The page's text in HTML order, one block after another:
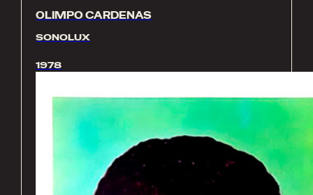
OLIMPO CARDENAS
SONOLUX
1978